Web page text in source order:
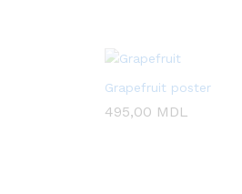
Grapefruit poster
495,00 MDL
495,00 MDL